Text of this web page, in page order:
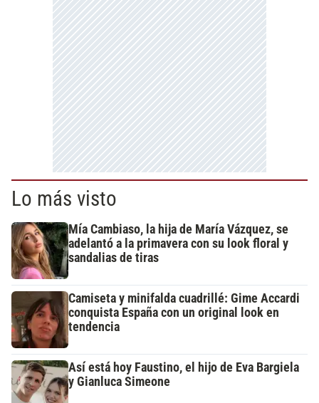
Lo más visto
Mía Cambiaso, la hija de María Vázquez, se
adelantó a la primavera con su look floral y
sandalias de tiras
Camiseta y minifalda cuadrillé: Gime Accardi
conquista España con un original look en
tendencia
Así está hoy Faustino, el hijo de Eva Bargiela
y Gianluca Simeone